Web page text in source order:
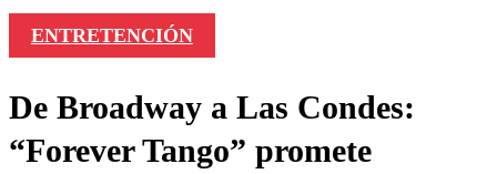
ENTRETENCIÓN
De Broadway a Las Condes:
“Forever Tango” promete